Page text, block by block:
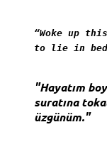
“Woke up
to lie in
"Hayatım
suratına
üzgünüm."